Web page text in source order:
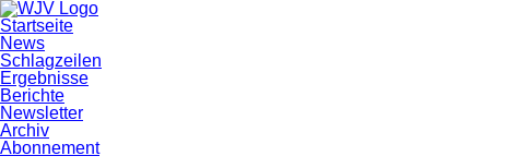
Navigation
überspringen
Startseite
News
Schlagzeilen
Ergebnisse
Berichte
Newsletter
Archiv
Abonnement